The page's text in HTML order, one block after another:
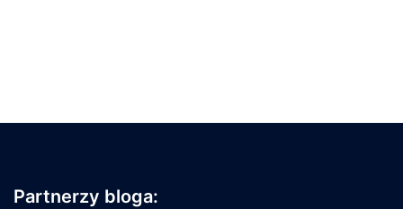
Partnerzy bloga: